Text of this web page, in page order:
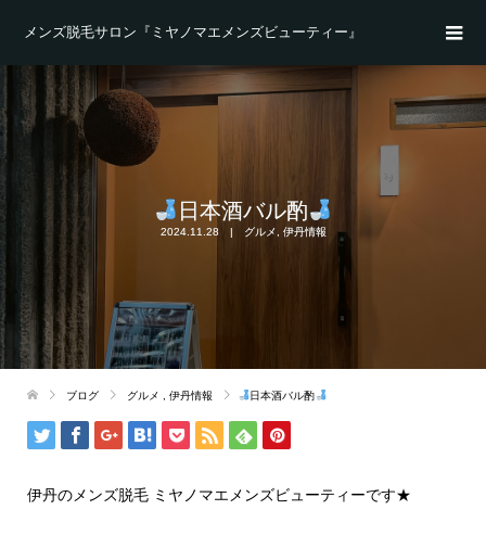
メンズ脱毛サロン『ミヤノマエメンズビューティー』
日本酒バル酌
2024.11.28 グルメ 伊丹情報
ブログ グルメ 伊丹情報 日本酒バル酌
伊丹のメンズ脱毛 ミヤノマエメンズビューティーです★